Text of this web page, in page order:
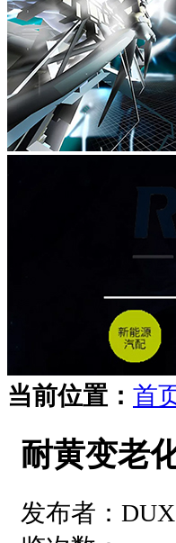
当前位置： 首
耐黄变老
发布者：